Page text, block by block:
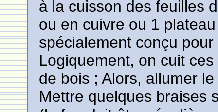
à la cuisson des feuilles
ou en cuivre ou 1
spécialement conçu
Logiquement, on cuit
de bois ; Alors, allumer
Mettre quelques braises